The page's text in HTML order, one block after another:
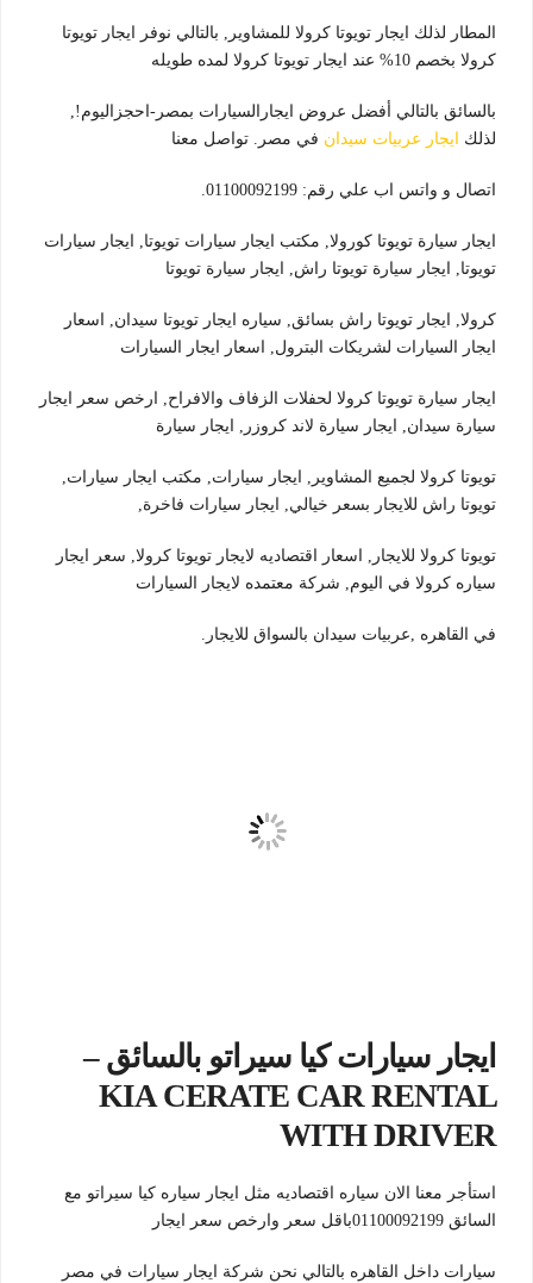
المطار لذلك ايجار تويوتا كرولا للمشاوير, بالتالي نوفر ايجار تويوتا
كرولا بخصم 10% عند ايجار تويوتا كرولا لمده طويله
بالسائق بالتالي أفضل عروض ايجارالسيارات بمصر-احجزاليوم!,
لذلك
ايجار عربيات سيدان في مصر. تواصل معنا
اتصال و واتس اب علي رقم: 01100092199.
ايجار سيارة تويوتا كورولا, مكتب ايجار سيارات تويوتا, ايجار سيارات
تويوتا, ايجار سيارة تويوتا راش, ايجار سيارة تويوتا
كرولا, ايجار تويوتا راش بسائق, سياره ايجار تويوتا سيدان, اسعار
ايجار السيارات لشريكات البترول, اسعار ايجار السيارات
ايجار سيارة تويوتا كرولا لحفلات الزفاف والافراح, ارخص سعر ايجار
سيارة سيدان, ايجار سيارة لاند كروزر, ايجار سيارة
تويوتا كرولا لجميع المشاوير, ايجار سيارات, مكتب ايجار سيارات,
تويوتا راش للايجار بسعر خيالي, ايجار سيارات فاخرة,
تويوتا كرولا للايجار, اسعار اقتصاديه لايجار تويوتا كرولا, سعر ايجار
سياره كرولا في اليوم, شركة معتمده لايجار السيارات
في القاهره ,عربيات سيدان بالسواق للايجار.
ايجار سيارات كيا سيراتو بالسائق –
KIA CERATE CAR RENTAL
WITH DRIVER
استأجر معنا الان سياره اقتصاديه مثل ايجار سياره كيا سيراتو مع
السائق 01100092199باقل سعر وارخص سعر ايجار
سيارات داخل القاهره بالتالي نحن شركة ايجار سيارات في مصر